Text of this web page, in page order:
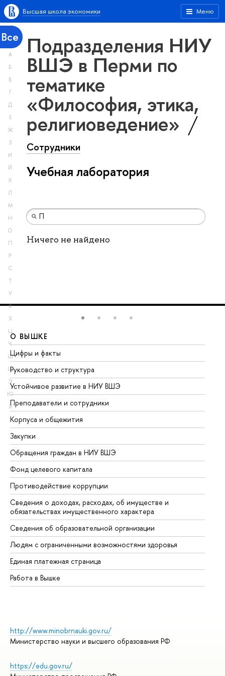
Меню
Высшая школа экономики
Все
А
Б
В
Г
Д
Е
Ж
З
И
Й
К
Л
М
Н
О
П
Р
С
Т
У
Ф
Х
Ц
Ч
Ш
Щ
Э
Ю
Я
Подразделения НИУ
ВШЭ в Перми по
тематике
«Философия, этика,
религиоведение»
Сотрудники
Учебная лаборатория
Ничего не найдено
О ВЫШКЕ
Цифры и факты
Руководство и структура
Устойчивое развитие в НИУ ВШЭ
Преподаватели и сотрудники
Корпуса и общежития
Закупки
Обращения граждан в НИУ ВШЭ
Фонд целевого капитала
Противодействие коррупции
Сведения о доходах, расходах, об имуществе и
обязательствах имущественного характера
Сведения об образовательной организации
Людям с ограниченными возможностями здоровья
Единая платежная страница
Работа в Вышке
http://www.minobrnauki.gov.ru/
Министерство науки и высшего образования РФ
https://edu.gov.ru/